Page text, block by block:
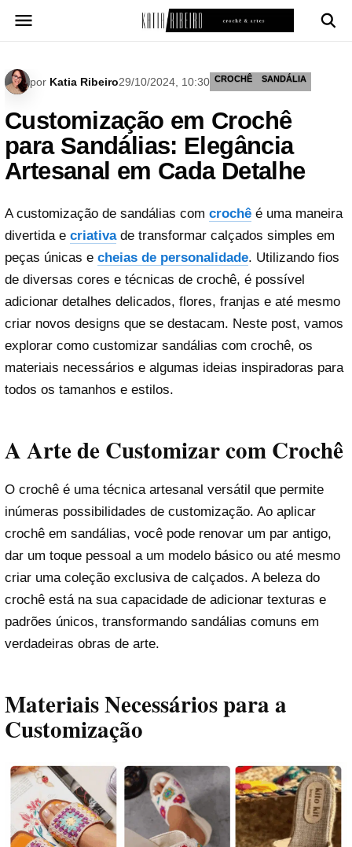
para
por Katia Ribeiro29/10/2024, 10:30 CROCHÊ SANDÁLIA
Customização em Crochê
para Sandálias: Elegância
Artesanal em Cada Detalhe
A customização de sandálias com crochê é uma maneira
divertida e criativade transformar calçados simples em
peças únicas e cheias de personalidade. Utilizando fios
de diversas cores e técnicas de crochê, é possível
adicionar detalhes delicados, flores, franjas e até mesmo
criar novos designs que se destacam. Neste post, vamos
explorar como customizar sandálias com crochê, os
materiais necessários e algumas ideias inspiradoras para
todos os tamanhos e estilos.
A Arte de Customizar com Crochê
O crochê é uma técnica artesanal versátil que permite
inúmeras possibilidades de customização. Ao aplicar
crochê em sandálias, você pode renovar um par antigo,
dar um toque pessoal a um modelo básico ou até mesmo
criar uma coleção exclusiva de calçados. A beleza do
crochê está na sua capacidade de adicionar texturas e
padrões únicos, transformando sandálias comuns em
verdadeiras obras de arte.
Materiais Necessários para a
Customização